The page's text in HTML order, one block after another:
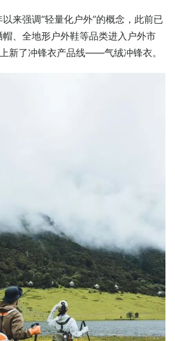
来强调“轻量化户外”的概念，此前已
、全地形户外鞋等品类进入户外市
新了冲锋衣产品线——气绒冲锋衣。